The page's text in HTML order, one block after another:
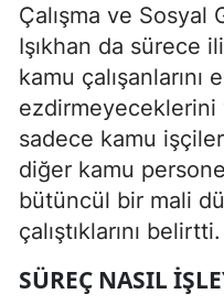
Çalışma ve Sosyal
Işıkhan da sürece
kamu çalışanlarını
ezdirmeyeceklerini
sadece kamu
diğer kamu
bütüncül bir mali
çalıştıklarını belirtti.
SÜREÇ NASIL